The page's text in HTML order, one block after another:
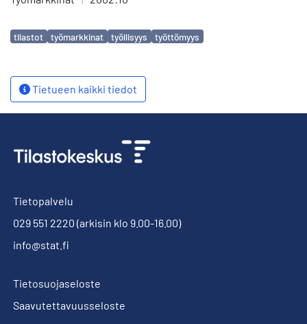
Avainsanat
tilastot työmarkkinat työllisyys työttömyys
Tietueen kaikki tiedot
Tietopalvelu
029 551 2220 (arkisin klo 9.00-16.00)
info@stat.fi
Tietosuojaseloste
Saavutettavuusseloste